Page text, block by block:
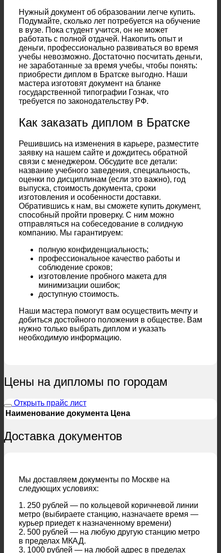
Нужный документ об образовании легче купить.
Подумайте, сколько лет потребуется на обучение
в вузе. Пока студент учится, он не может
работать с полной отдачей. Накопить опыт и
деньги, профессионально развиваться во время
учебы невозможно. Достаточно посчитать деньги,
не заработанные за время учебы, чтобы понять:
приобрести диплом в Братске выгодно. Наши
мастера изготовят документ на бланке
государственной типографии Гознак, что
требуется по законодательству РФ.
Как заказать диплом в Братске
Решившись на изменения в карьере, разместите
заявку на нашем сайте и дождитесь обратной
связи с менеджером. Обсудите все детали:
название учебного заведения, специальность,
оценки по дисциплинам (если это важно), год
выпуска, стоимость документа, сроки
изготовления и особенности доставки.
Обратившись к нам, вы сможете купить документ,
способный пройти проверку. С ним можно
отправляться на собеседование в солидную
компанию. Мы гарантируем:
полную конфиденциальность;
профессиональное качество работы и
соблюдение сроков;
изготовление пробного макета для
минимизации ошибок;
доступную стоимость.
Наши мастера помогут вам осуществить мечту и
добиться достойного положения в обществе. Вам
нужно только выбрать диплом и указать
необходимую информацию.
Цены на дипломы по городам
Открыть прайс лист
Наименование документа Цена
Доставка документов
Мы доставляем документы по Москве на
следующих условиях:
1. 250 рублей — по кольцевой коричневой линии
метро (выбираете станцию, назначаете время —
курьер приедет к назначенному времени)
2. 500 рублей — на любую другую станцию метро
в пределах МКАД.
3. 1000 рублей — на любой адрес в пределах